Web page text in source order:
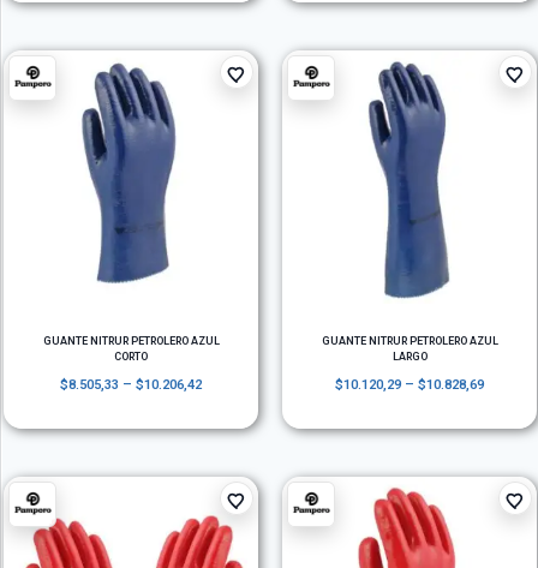
GUANTE NITRUR PETROLERO AZUL
CORTO
$8.505,33 – $10.206,42
GUANTE NITRUR PETROLERO AZUL
LARGO
$10.120,29 – $10.828,69